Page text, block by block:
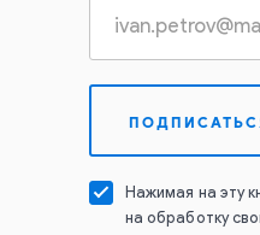
Нажимая на эту
на обработку